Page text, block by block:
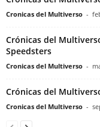
Cronicas del Multiverso -
Crónicas del
Speedsters
Cronicas del Multiverso -
Crónicas del
Cronicas del Multiverso -